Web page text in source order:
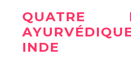
QUATRE
INDE